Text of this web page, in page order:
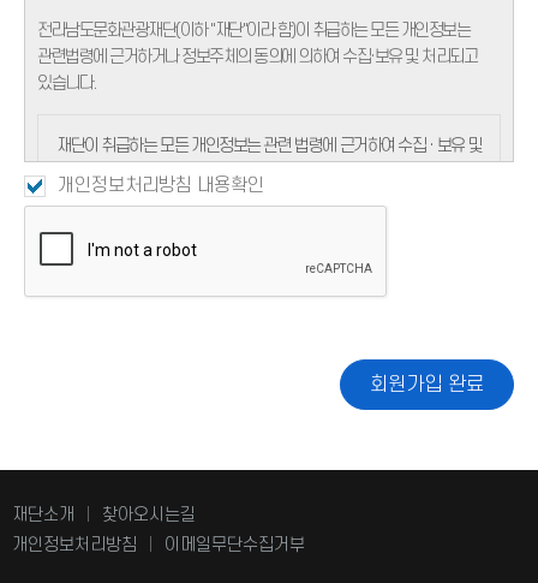
개정된 약관은 공지와 동시에 그 효력이 발생됩니다.
제 3조 (약관이외의 준칙)
사업법, 기타 관련법령의 규정에 따릅니다.
제 4조 (용어의 정의)
이 약관에서 사용하는 용어의 정의는 다음과 같습니다.
1. 회원 : 서비스에 개인정보를 제공하여 회원등록을 한 자로서,
3. 아이디 (ID) : 회원 식별과 회원의 서비스 이용을 위하여 회원이
선정하고 교육기관이 승인하는 문자와 숫자의 조합을 말합니다.
문자와 숫자의 조합을 말합니다.
6. 해지 : 교육기관 또는 회원이 서비스 이용 이후 그 이용계약을 종료
시키는 의사표시를 말합니다.
전라남도문화관광재단(이하 "재단"이라 함)이 취급하는 모든 개인정보는
관련법령에 근거하거나 정보주체의 동의에 의하여 수집·보유 및 처리되고
있습니다.
재단이 취급하는 모든 개인정보는 관련 법령에 근거하여 수집 · 보유 및
처리되고 있습니다. 「개인정보보호법」은 이러한 개인정보의 취급에
대한 일반적 규범을 제시하고 있으며, 재단은 이러한 법령의 규정에
이용자의 권익을 보호하기 위해 적법하고 적정하게 취급할 것입니다.
또한, 재단은 관련 법령에서 규정한 바에 따라 보유하고 있는
행정심판법에서 정하는 바에 따라 행정심판을 청구할 수 있습니다.
재단은 개인정보보호법 제 30조에 따라 정보주체의 개인정보 보호 및
권익을 보호하고 개인정보와 관련한 이용자의 고충을 원활하게 처리할
▪ 개인정보의 처리 목적
개인정보처리방침 내용확인
회원가입 완료
재단소개
찾아오시는길
개인정보처리방침
이메일무단수집거부